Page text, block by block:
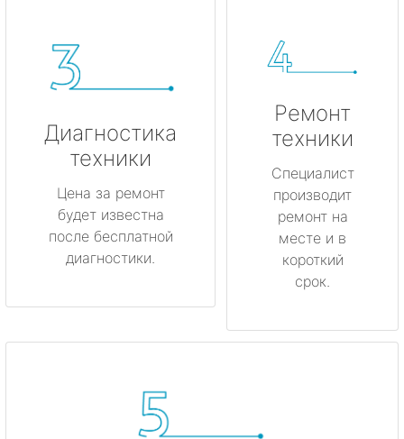
Диагностика
техники
Цена за ремонт
будет известна
после бесплатной
диагностики.
Ремонт
техники
Специалист
производит
ремонт на
месте и в
короткий
срок.